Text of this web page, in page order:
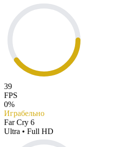
39
FPS
0%
Играбельно
Far Cry 6
Ultra • Full HD